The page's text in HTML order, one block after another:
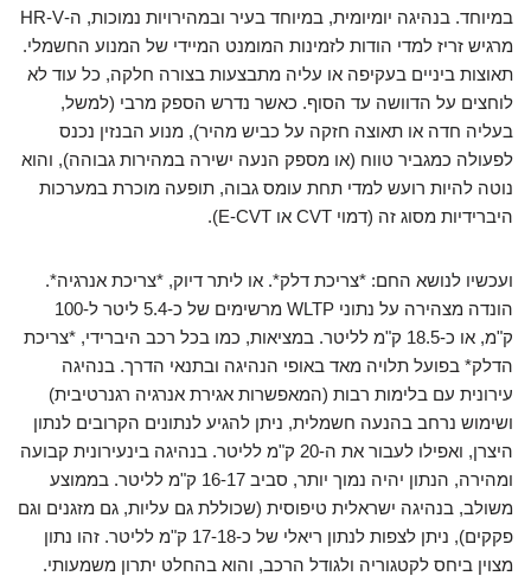
במיוחד. בנהיגה יומיומית, במיוחד בעיר ובמהירויות נמוכות, ה-HR-V
מרגיש זריז למדי הודות לזמינות המומנט המיידי של המנוע החשמלי.
תאוצות ביניים בעקיפה או עליה מתבצעות בצורה חלקה, כל עוד לא
לוחצים על הדוושה עד הסוף. כאשר נדרש הספק מרבי (למשל,
בעליה חדה או תאוצה חזקה על כביש מהיר), מנוע הבנזין נכנס
לפעולה כמגביר טווח (או מספק הנעה ישירה במהירות גבוהה), והוא
נוטה להיות רועש למדי תחת עומס גבוה, תופעה מוכרת במערכות
היברידיות מסוג זה (דמוי CVT או E-CVT).
ועכשיו לנושא החם: *צריכת דלק*. או ליתר דיוק, *צריכת אנרגיה*.
הונדה מצהירה על נתוני WLTP מרשימים של כ-5.4 ליטר ל-100
ק"מ, או כ-18.5 ק"מ לליטר. במציאות, כמו בכל רכב היברידי, *צריכת
הדלק* בפועל תלויה מאד באופי הנהיגה ובתנאי הדרך. בנהיגה
עירונית עם בלימות רבות (המאפשרות אגירת אנרגיה רגנרטיבית)
ושימוש נרחב בהנעה חשמלית, ניתן להגיע לנתונים הקרובים לנתון
היצרן, ואפילו לעבור את ה-20 ק"מ לליטר. בנהיגה בינעירונית קבועה
ומהירה, הנתון יהיה נמוך יותר, סביב 16-17 ק"מ לליטר. בממוצע
משולב, בנהיגה ישראלית טיפוסית (שכוללת גם עליות, גם מזגנים וגם
פקקים), ניתן לצפות לנתון ריאלי של כ-17-18 ק"מ לליטר. זהו נתון
מצוין ביחס לקטגוריה ולגודל הרכב, והוא בהחלט יתרון משמעותי.